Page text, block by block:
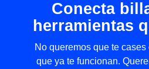
Conecta
herramientas
No queremos que te
que ya te funcionan.